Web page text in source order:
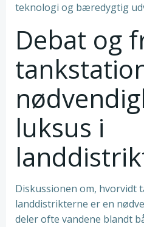
teknologi og bæredygtig
Debat og
luksus i
Diskussionen om, hvorvidt
landdistrikterne er en
deler ofte vandene blandt